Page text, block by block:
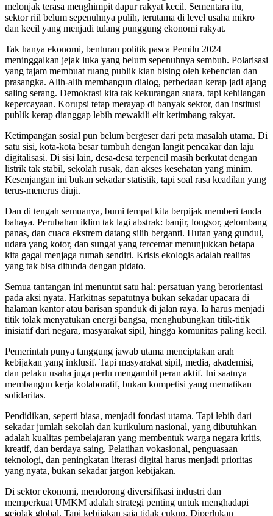
melonjak terasa menghimpit dapur rakyat kecil. Sementara itu,
sektor riil belum sepenuhnya pulih, terutama di level usaha mikro
dan kecil yang menjadi tulang punggung ekonomi rakyat.
Tak hanya ekonomi, benturan politik pasca Pemilu 2024
meninggalkan jejak luka yang belum sepenuhnya sembuh. Polarisasi
yang tajam membuat ruang publik kian bising oleh kebencian dan
prasangka. Alih-alih membangun dialog, perbedaan kerap jadi ajang
saling serang. Demokrasi kita tak kekurangan suara, tapi kehilangan
kepercayaan. Korupsi tetap merayap di banyak sektor, dan institusi
publik kerap dianggap lebih mewakili elit ketimbang rakyat.
Ketimpangan sosial pun belum bergeser dari peta masalah utama. Di
satu sisi, kota-kota besar tumbuh dengan langit pencakar dan laju
digitalisasi. Di sisi lain, desa-desa terpencil masih berkutat dengan
listrik tak stabil, sekolah rusak, dan akses kesehatan yang minim.
Kesenjangan ini bukan sekadar statistik, tapi soal rasa keadilan yang
terus-menerus diuji.
Dan di tengah semuanya, bumi tempat kita berpijak memberi tanda
bahaya. Perubahan iklim tak lagi abstrak: banjir, longsor, gelombang
panas, dan cuaca ekstrem datang silih berganti. Hutan yang gundul,
udara yang kotor, dan sungai yang tercemar menunjukkan betapa
kita gagal menjaga rumah sendiri. Krisis ekologis adalah realitas
yang tak bisa ditunda dengan pidato.
Semua tantangan ini menuntut satu hal: persatuan yang berorientasi
pada aksi nyata. Harkitnas sepatutnya bukan sekadar upacara di
halaman kantor atau barisan spanduk di jalan raya. Ia harus menjadi
titik tolak menyatukan energi bangsa, menghubungkan titik-titik
inisiatif dari negara, masyarakat sipil, hingga komunitas paling kecil.
Pemerintah punya tanggung jawab utama menciptakan arah
kebijakan yang inklusif. Tapi masyarakat sipil, media, akademisi,
dan pelaku usaha juga perlu mengambil peran aktif. Ini saatnya
membangun kerja kolaboratif, bukan kompetisi yang mematikan
solidaritas.
Pendidikan, seperti biasa, menjadi fondasi utama. Tapi lebih dari
sekadar jumlah sekolah dan kurikulum nasional, yang dibutuhkan
adalah kualitas pembelajaran yang membentuk warga negara kritis,
kreatif, dan berdaya saing. Pelatihan vokasional, penguasaan
teknologi, dan peningkatan literasi digital harus menjadi prioritas
yang nyata, bukan sekadar jargon kebijakan.
Di sektor ekonomi, mendorong diversifikasi industri dan
memperkuat UMKM adalah strategi penting untuk menghadapi
gejolak global. Tapi kebijakan saja tidak cukup. Diperlukan